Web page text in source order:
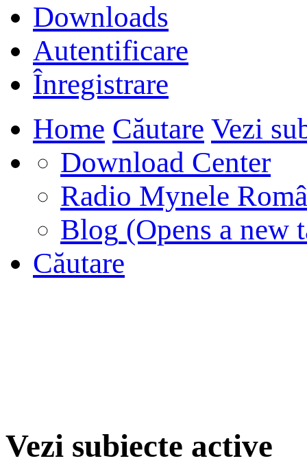
Downloads
Autentificare
Înregistrare
Home Căutare Vezi
Download Center
Radio Mynele
Blog (Opens a new
Căutare
Vezi subiecte active